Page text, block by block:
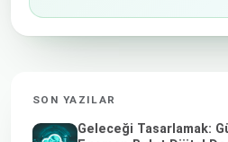
SON YAZILAR
Geleceği Tasarlamak: